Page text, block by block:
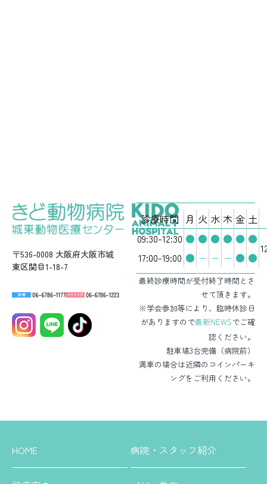
〒536-0008 大阪府大阪市城
東区関目1-18-7
診療時間 月 火 水 木 金 土
09:30-12:30 ● ● ● ● ● ●
17:00-19:00 ● − − − ● ●
最終診療時間が受付終了時間とさ
せて頂きます。
※学会参加等により、臨時休診日
がありますので最新NEWSでご確
認ください。
駐車場3台完備（病院前）
満車の場合は近隣のコインパーキ
ングをご利用ください。
HOME 病院・スタッフ紹介